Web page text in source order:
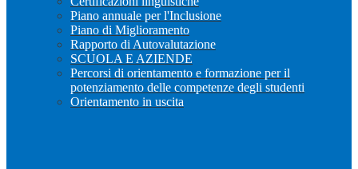
Piano annuale per l'Inclusione
Piano di Miglioramento
Rapporto di Autovalutazione
SCUOLA E AZIENDE
Percorsi di orientamento e formazione per il
potenziamento delle competenze degli studenti
Orientamento in uscita